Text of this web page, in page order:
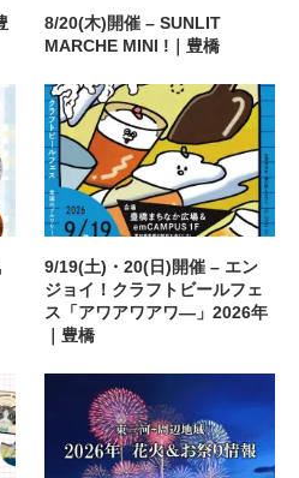
8/20(木)開催 – SUNLIT
MARCHE MINI !｜豊橋
9/19(土)・20(日)開催 – エン
ジョイ！クラフトビールフェ
ス「アワアワアワ―」2026年
｜豊橋